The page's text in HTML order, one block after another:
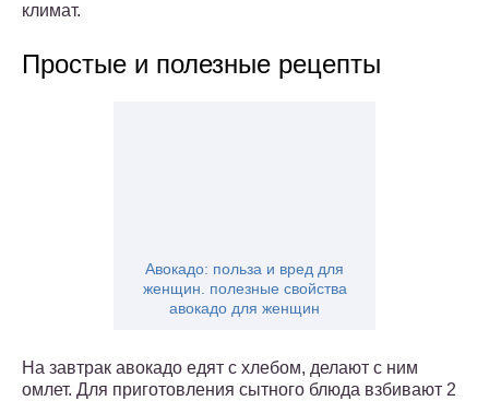
климат.
Простые и полезные рецепты
Авокадо: польза и вред для
женщин. полезные свойства
авокадо для женщин
На завтрак авокадо едят с хлебом, делают с ним
омлет. Для приготовления сытного блюда взбивают 2